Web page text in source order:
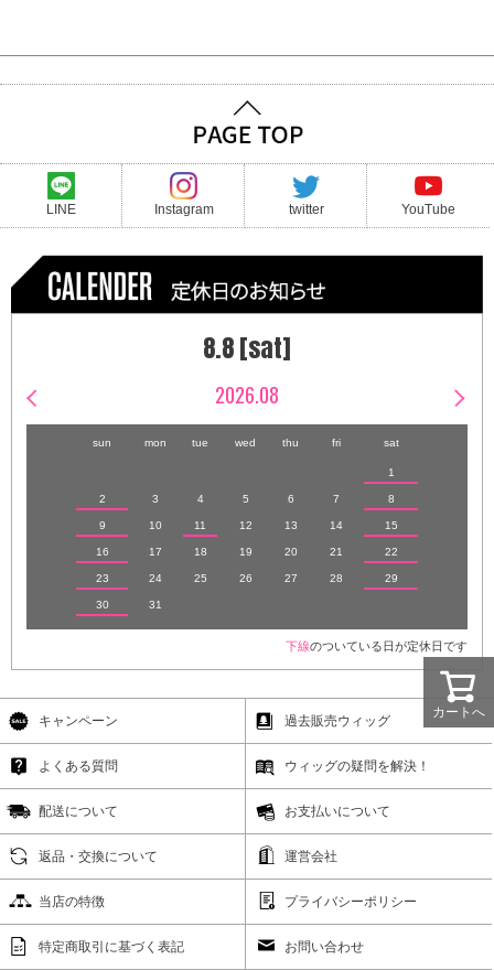
カートへ
LINE Instagram twitter YouTube
8.8 [sat]
2026.08
sun mon tue wed thu fri sat
1
2 3 4 5 6 7 8
9 10 11 12 13 14 15
16 17 18 19 20 21 22
23 24 25 26 27 28 29
30 31
下線のついている日が定休日です
キャンペーン 過去販売ウィッグ
よくある質問 ウィッグの疑問を解決！
配送について お支払いについて
返品・交換について 運営会社
当店の特徴 プライバシーポリシー
特定商取引に基づく表記 お問い合わせ